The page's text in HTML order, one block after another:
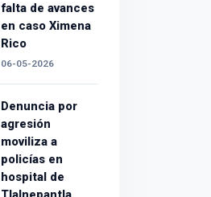
falta de avances
en caso Ximena
Rico
06-05-2026
Denuncia por
agresión
moviliza a
policías en
hospital de